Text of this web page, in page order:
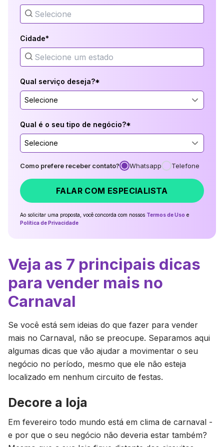
Cidade*
Qual serviço deseja?*
Selecione
Qual é o seu tipo de negócio?*
Selecione
Como prefere receber contato? Whatsapp Telefone
FALAR COM ESPECIALISTA
Ao solicitar uma proposta, você concorda com nossos Termos de Uso e
Política de Privacidade
Veja as 7 principais dicas
para vender mais no
Carnaval
Se você está sem ideias do que fazer para vender
mais no Carnaval, não se preocupe. Separamos aqui
algumas dicas que vão ajudar a movimentar o seu
negócio no período, mesmo que ele não esteja
localizado em nenhum circuito de festas.
Decore a loja
Em fevereiro todo mundo está em clima de carnaval -
e por que o seu negócio não deveria estar também?